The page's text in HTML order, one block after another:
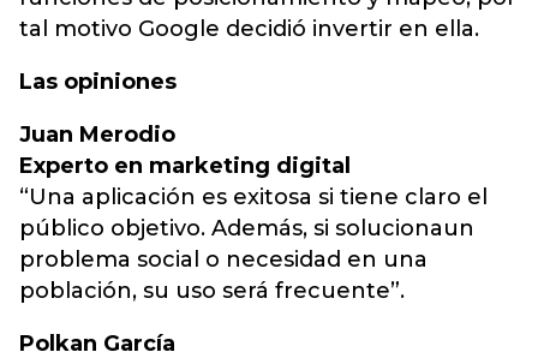
tal motivo Google decidió invertir en ella.
Las opiniones
Juan Merodio
Experto en marketing digital
“Una aplicación es exitosa si tiene claro el
público objetivo. Además, si solucionaun
problema social o necesidad en una
población, su uso será frecuente”.
Polkan García